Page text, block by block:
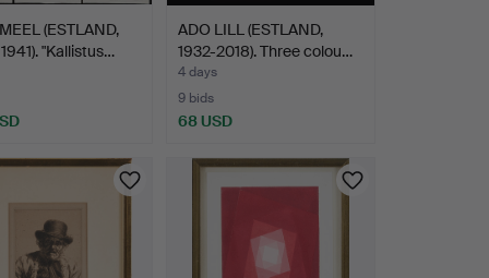
(ESTLAND,
"Kallistus…
ADO LILL (ESTLAND,
1932-2018). Three colou…
4 days
9 bids
68 USD